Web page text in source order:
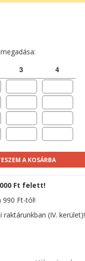
3
4
A KOSÁRBA
Ft felett!
990 Ft-tól!
(IV. kerület)!